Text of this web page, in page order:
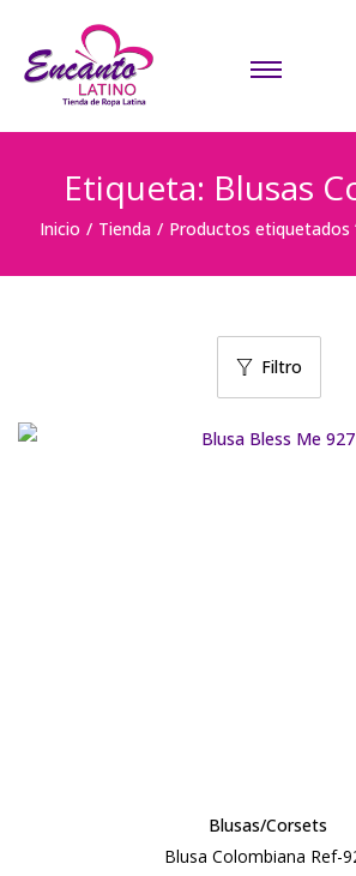
Etiqueta: Blusas
Inicio / Tienda / Productos etiquetados
Filtro
Blusas/Corsets
Blusa Colombiana Ref-